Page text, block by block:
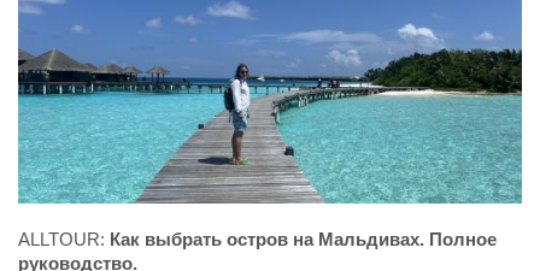
ALLTOUR: Как выбрать остров на Мальдивах. Полное
руководство.